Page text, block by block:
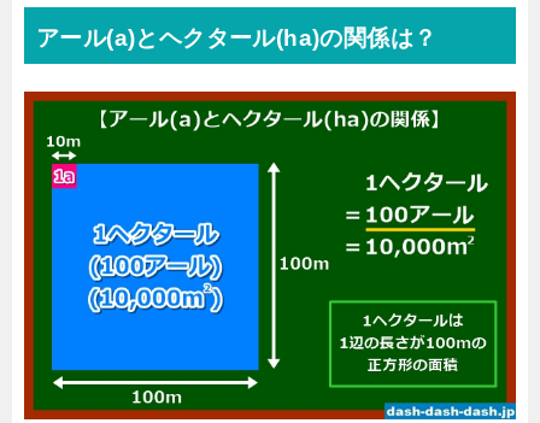
アール(a)とヘクタール(ha)の関係は？